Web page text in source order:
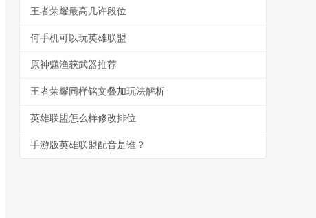
王者荣耀最高几许段位
何手机可以玩英雄联盟
原神魈渔获武器推荐
王者荣耀同样铭文叠加玩法解析
英雄联盟怎么样修改排位
手游版英雄联盟配音是谁？